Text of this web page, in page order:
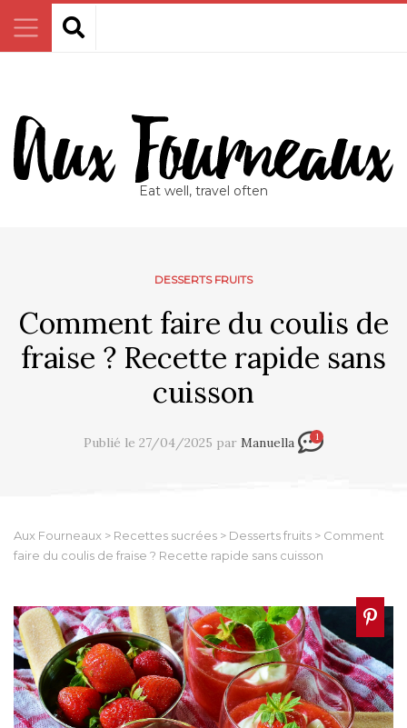
Eat well, travel often
DESSERTS FRUITS
Comment faire du coulis de
fraise ? Recette rapide sans
cuisson
Publié le 27/04/2025 par Manuella 1
Aux Fourneaux > Recettes sucrées > Desserts fruits > Comment
faire du coulis de fraise ? Recette rapide sans cuisson